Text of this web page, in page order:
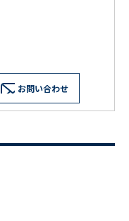
お問い合わせ